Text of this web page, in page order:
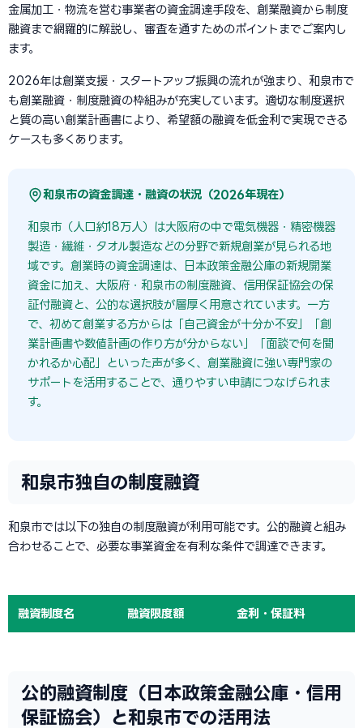
金属加工・物流を営む事業者の資金調達手段を、創業融資から制度
融資まで網羅的に解説し、審査を通すためのポイントまでご案内し
ます。
2026年は創業支援・スタートアップ振興の流れが強まり、和泉市で
も創業融資・制度融資の枠組みが充実しています。適切な制度選択
と質の高い創業計画書により、希望額の融資を低金利で実現できる
ケースも多くあります。
和泉市の資金調達・融資の状況（2026年現在）
和泉市（人口約18万人）は大阪府の中で電気機器・精密機器
製造・繊維・タオル製造などの分野で新規創業が見られる地
域です。創業時の資金調達は、日本政策金融公庫の新規開業
資金に加え、大阪府・和泉市の制度融資、信用保証協会の保
証付融資と、公的な選択肢が層厚く用意されています。一方
で、初めて創業する方からは「自己資金が十分か不安」「創
業計画書や数値計画の作り方が分からない」「面談で何を聞
かれるか心配」といった声が多く、創業融資に強い専門家の
サポートを活用することで、通りやすい申請につなげられま
す。
和泉市独自の制度融資
和泉市では以下の独自の制度融資が利用可能です。公的融資と組み
合わせることで、必要な事業資金を有利な条件で調達できます。
融資制度名 融資限度額 金利・保証料
公的融資制度（日本政策金融公庫・信用
保証協会）と和泉市での活用法